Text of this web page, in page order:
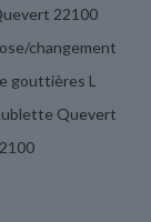
22100
changement
gouttières L
Quevert